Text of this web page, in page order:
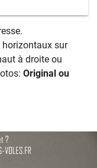
sur
à droite ou
Original ou